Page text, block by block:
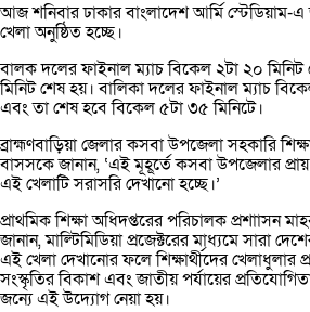
আজ শনিবার ঢাকার বাংলাদেশ আর্মি স্টেডিয়াম-এ
খেলা অনুষ্ঠিত হচ্ছে।
বালক দলের ফাইনাল ম্যাচ বিকেল ২টা ২০
মিনিট শেষ হয়। বালিকা দলের ফাইনাল ম্যাচ
এবং তা শেষ হবে বিকেল ৫টা ৩৫ মিনিটে।
ব্রাহ্মণবাড়িয়া জেলার কসবা উপজেলা সহকারি
বাসসকে জানান, ‘এই মূহূর্তে কসবা উপজেলার
এই খেলাটি সরাসরি দেখানো হচ্ছে।’
প্রাথমিক শিক্ষা অধিদপ্তরের পরিচালক প্রশাাসন
জানান, মাল্টিমিডিয়া প্রজেক্টরের মাধ্যমে সারা
এই খেলা দেখানোর ফলে শিক্ষার্থীদের খেলাধুলার
সংস্কৃতির বিকাশ এবং জাতীয় পর্যায়ের
জন্যে এই উদ্যোগ নেয়া হয়।